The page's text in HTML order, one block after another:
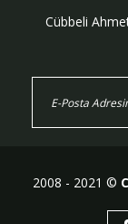
Cübbeli
2008 - 2021 ©